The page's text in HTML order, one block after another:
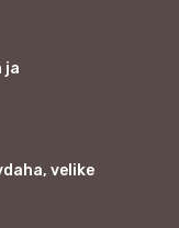
ja
velike